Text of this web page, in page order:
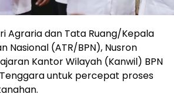
Agraria dan Tata Ruang/Kepala
Nasional (ATR/BPN), Nusron
Kantor Wilayah (Kanwil) BPN
Tenggara untuk percepat proses